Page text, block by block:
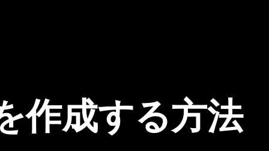
作成する方法